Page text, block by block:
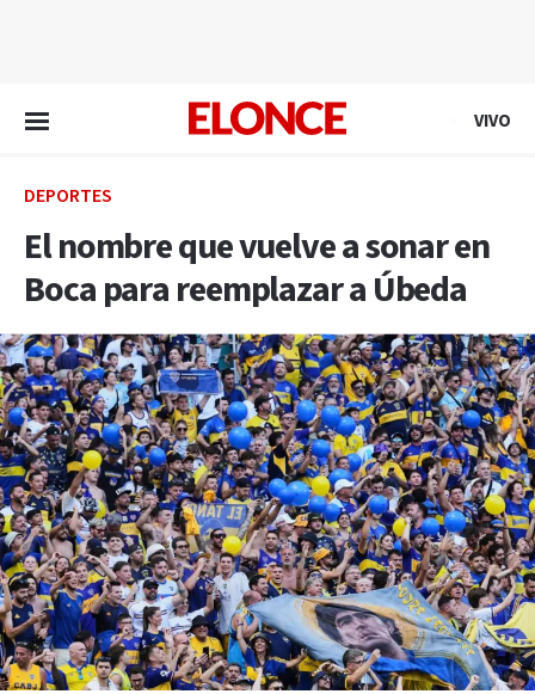
VIVO
DEPORTES
El nombre que vuelve a sonar en
Boca para reemplazar a Úbeda